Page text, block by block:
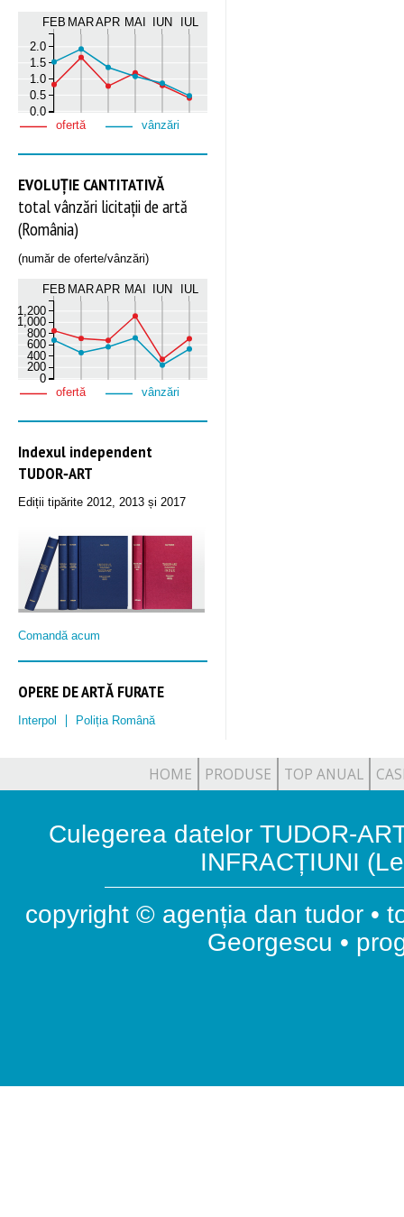
FEB MARAPR MAI IUN IUL
0.0
0.5
1.0
1.5
2.0
ofertă vânzări
EVOLUȚIE CANTITATIVĂ
total vânzări licitații de artă
(România)
(număr de oferte/vânzări)
FEB MARAPR MAI IUN IUL
0
200
400
600
800
1,000
1,200
ofertă vânzări
Indexul independent
TUDOR‑ART
Ediții tipărite 2012, 2013 și 2017
Comandă acum
OPERE DE ARTĂ FURATE
Interpol Poliția Română
HOME PRODUSE TOP ANUAL
Culegerea datelor TUDOR-
INFRACȚIUNI
copyright © agenția dan tudor •
Georgescu •